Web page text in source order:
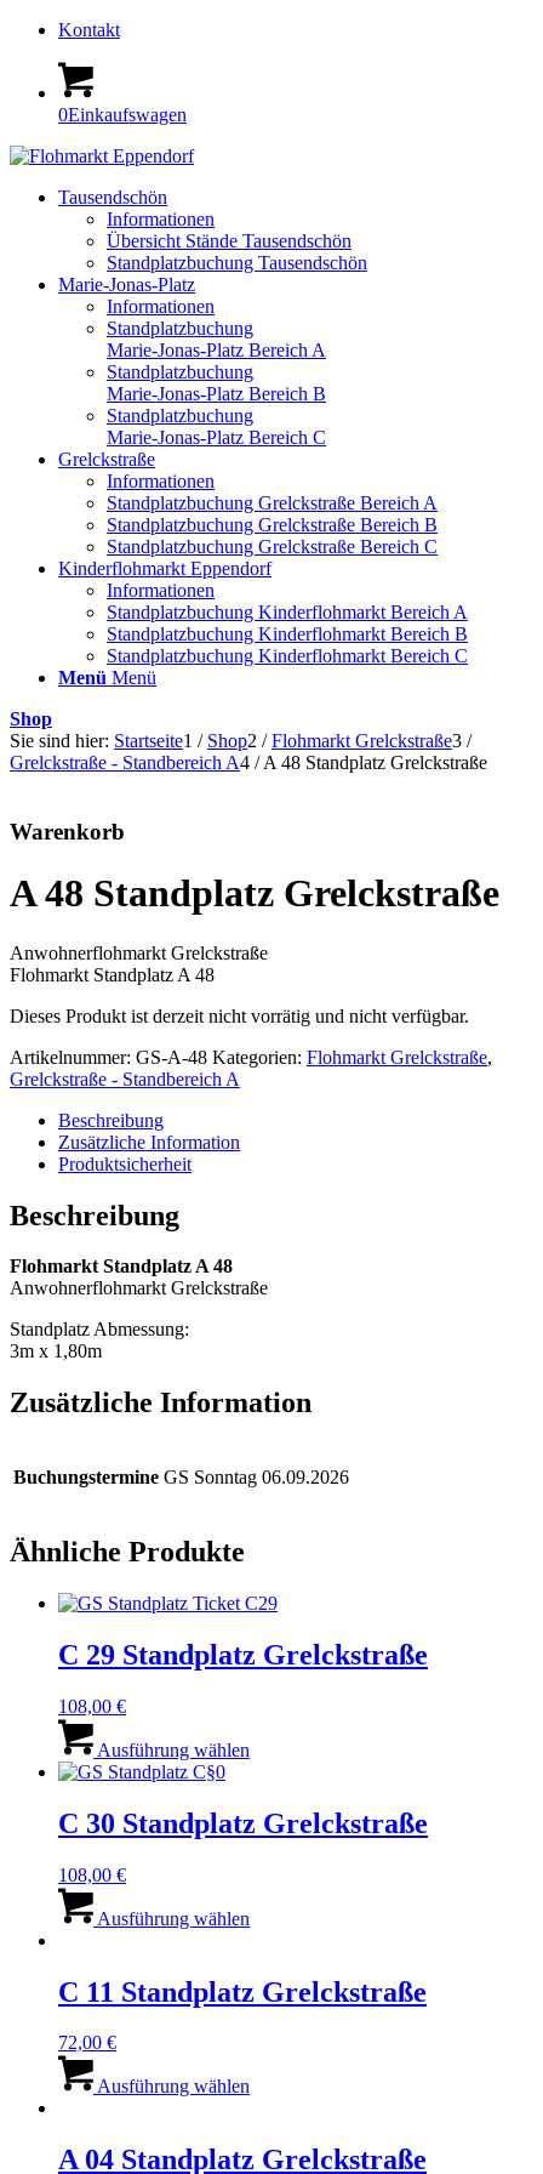
Kontakt
0Einkaufswagen
Tausendschön
Informationen
Übersicht Stände Tausendschön
Standplatzbuchung Tausendschön
Marie-Jonas-Platz
Informationen
Standplatzbuchung
Marie-Jonas-Platz Bereich A
Standplatzbuchung
Marie-Jonas-Platz Bereich B
Standplatzbuchung
Marie-Jonas-Platz Bereich C
Grelckstraße
Informationen
Standplatzbuchung Grelckstraße Bereich A
Standplatzbuchung Grelckstraße Bereich B
Standplatzbuchung Grelckstraße Bereich C
Kinderflohmarkt Eppendorf
Informationen
Standplatzbuchung Kinderflohmarkt Bereich A
Standplatzbuchung Kinderflohmarkt Bereich B
Standplatzbuchung Kinderflohmarkt Bereich C
Menü Menü
Shop
Sie sind hier: Startseite1 / Shop2 / Flohmarkt Grelckstraße3 /
Grelckstraße - Standbereich A4 / A 48 Standplatz Grelckstraße
Warenkorb
A 48 Standplatz Grelckstraße
Anwohnerflohmarkt Grelckstraße
Flohmarkt Standplatz A 48
Dieses Produkt ist derzeit nicht vorrätig und nicht verfügbar.
Artikelnummer: GS-A-48 Kategorien: Flohmarkt Grelckstraße,
Grelckstraße - Standbereich A
Beschreibung
Zusätzliche Information
Produktsicherheit
Beschreibung
Flohmarkt Standplatz A 48
Anwohnerflohmarkt Grelckstraße
Standplatz Abmessung:
3m x 1,80m
Zusätzliche Information
Buchungstermine GS Sonntag 06.09.2026
Ähnliche Produkte
C 29 Standplatz Grelckstraße
108,00 €
Ausführung wählen
Varianten
auf.
auf
gewählt
werden
C 30 Standplatz Grelckstraße
108,00 €
Ausführung wählen
Varianten
auf.
auf
gewählt
C 11 Standplatz Grelckstraße
72,00 €
Ausführung wählen
Varianten
A 04 Standplatz Grelckstraße